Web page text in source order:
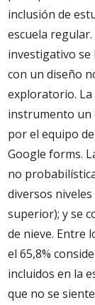
inclusión de
escuela
investigativo se
con un diseño
exploratorio. La
instrumento un
por el equipo
Google forms.
no
diversos
superior); y se
de nieve. Entre
el 65,8%
incluidos en la
que no se